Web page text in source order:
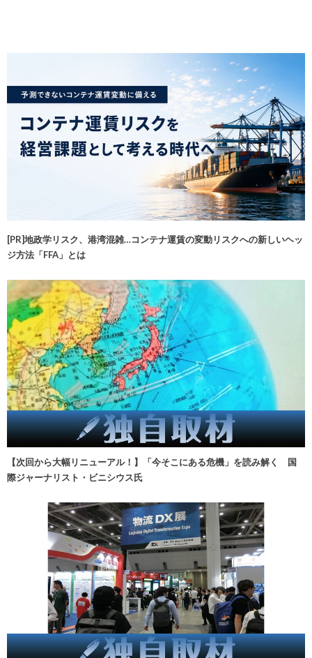
[PR]地政学リスク、港湾混雑…コンテナ運賃の変動リスクへの新しいヘッ
ジ方法「FFA」とは
【次回から大幅リニューアル！】「今そこにある危機」を読み解く 国
際ジャーナリスト・ビニシウス氏